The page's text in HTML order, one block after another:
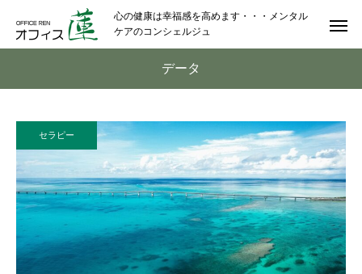
心の健康は幸福感を高めます・・・メンタル
ケアのコンシェルジュ
データ
セラピー